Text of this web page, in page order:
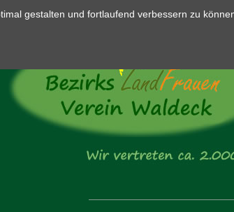
Navigation
überspringen
gestalten und fortlaufend verbessern zu